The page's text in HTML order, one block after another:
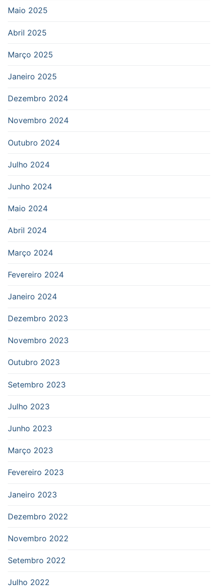
Maio 2025
Abril 2025
Março 2025
Janeiro 2025
Dezembro 2024
Novembro 2024
Outubro 2024
Julho 2024
Junho 2024
Maio 2024
Abril 2024
Março 2024
Fevereiro 2024
Janeiro 2024
Dezembro 2023
Novembro 2023
Outubro 2023
Setembro 2023
Julho 2023
Junho 2023
Março 2023
Fevereiro 2023
Janeiro 2023
Dezembro 2022
Novembro 2022
Setembro 2022
Julho 2022